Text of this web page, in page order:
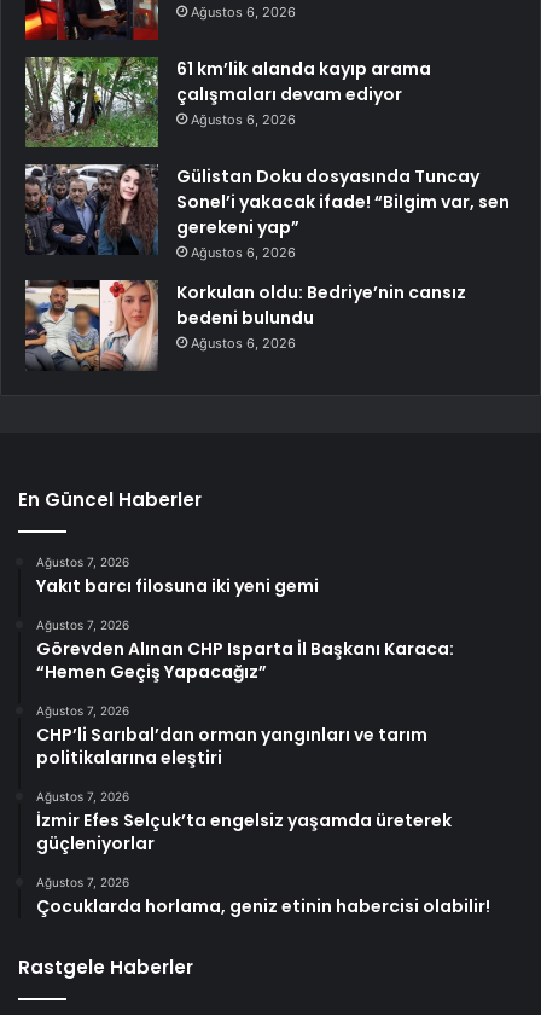
Ağustos 6, 2026
61 km’lik alanda kayıp arama
çalışmaları devam ediyor
Ağustos 6, 2026
Gülistan Doku dosyasında Tuncay
Sonel’i yakacak ifade! “Bilgim var, sen
gerekeni yap”
Ağustos 6, 2026
Korkulan oldu: Bedriye’nin cansız
bedeni bulundu
Ağustos 6, 2026
En Güncel Haberler
Ağustos 7, 2026
Yakıt barcı filosuna iki yeni gemi
Ağustos 7, 2026
Görevden Alınan CHP Isparta İl Başkanı Karaca:
“Hemen Geçiş Yapacağız”
Ağustos 7, 2026
CHP’li Sarıbal’dan orman yangınları ve tarım
politikalarına eleştiri
Ağustos 7, 2026
İzmir Efes Selçuk’ta engelsiz yaşamda üreterek
güçleniyorlar
Ağustos 7, 2026
Çocuklarda horlama, geniz etinin habercisi olabilir!
Rastgele Haberler